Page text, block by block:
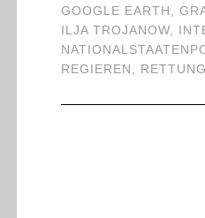
GOOGLE EARTH ,
ILJA TROJANOW,
REGIEREN , RETTUNG